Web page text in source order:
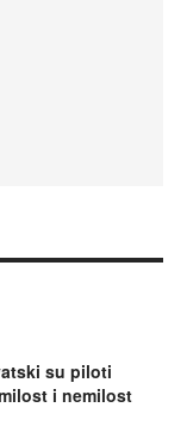
su piloti
i nemilost